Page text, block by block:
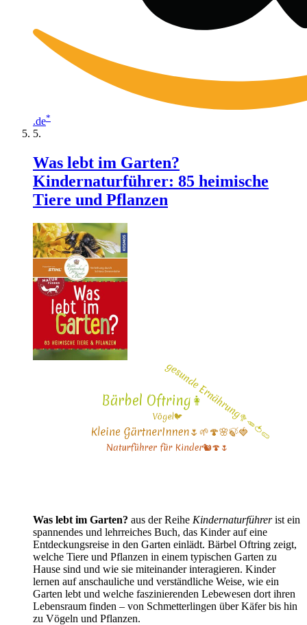
.de*
Was lebt im Garten?
Kindernaturführer: 85 heimische
Tiere und Pflanzen
Was lebt im Garten? aus der Reihe Kindernaturführerist ein
spannendes und lehrreiches Buch, das Kinder auf eine
Entdeckungsreise in den Garten einlädt. Bärbel Oftring zeigt,
welche Tiere und Pflanzen in einem typischen Garten zu
Hause sind und wie sie miteinander interagieren. Kinder
lernen auf anschauliche und verständliche Weise, wie ein
Garten lebt und welche faszinierenden Lebewesen dort ihren
Lebensraum finden – von Schmetterlingen über Käfer bis hin
zu Vögeln und Pflanzen.